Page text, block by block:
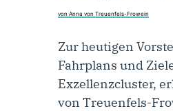
von Anna von Treuenfels-Frowein
Zur heutigen
Fahrplans und
Exzellenzcluster,
von Treuenfels-